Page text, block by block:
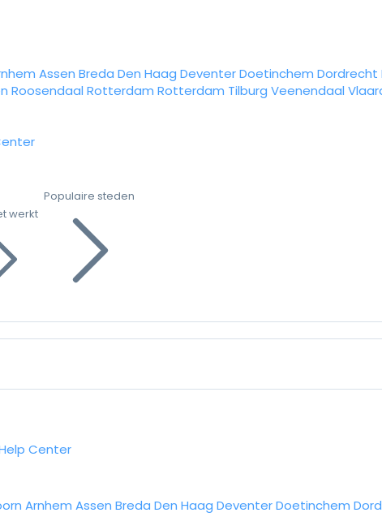
Assen Breda Den Haag DeventerDoetinchem Dordrecht
Roosendaal Rotterdam Rotterdam Tilburg Veenendaal
werkt
Populaire steden
Center
Arnhem Assen Breda Den Haag DeventerDoetinchem